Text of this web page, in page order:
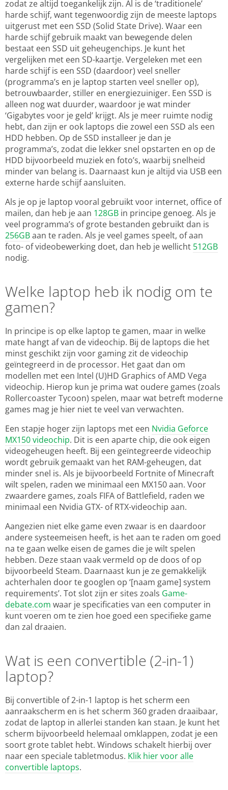
zodat ze altijd toegankelijk zijn. Al is de ‘traditionele’
harde schijf, want tegenwoordig zijn de meeste laptops
uitgerust met een SSD (Solid State Drive). Waar een
harde schijf gebruik maakt van bewegende delen
bestaat een SSD uit geheugenchips. Je kunt het
vergelijken met een SD-kaartje. Vergeleken met een
harde schijf is een SSD (daardoor) veel sneller
(programma’s en je laptop starten veel sneller op),
betrouwbaarder, stiller en energiezuiniger. Een SSD is
alleen nog wat duurder, waardoor je wat minder
‘Gigabytes voor je geld’ krijgt. Als je meer ruimte nodig
hebt, dan zijn er ook laptops die zowel een SSD als een
HDD hebben. Op de SSD installeer je dan je
programma’s, zodat die lekker snel opstarten en op de
HDD bijvoorbeeld muziek en foto’s, waarbij snelheid
minder van belang is. Daarnaast kun je altijd via USB een
externe harde schijf aansluiten.
Als je op je laptop vooral gebruikt voor internet, office of
mailen, dan heb je aan 128GB in principe genoeg. Als je
veel programma’s of grote bestanden gebruikt dan is
256GBaan te raden. Als je veel games speelt, of aan
foto- of videobewerking doet, dan heb je wellicht 512GB
nodig.
Welke laptop heb ik nodig om te
gamen?
In principe is op elke laptop te gamen, maar in welke
mate hangt af van de videochip. Bij de laptops die het
minst geschikt zijn voor gaming zit de videochip
geïntegreerd in de processor. Het gaat dan om
modellen met een Intel (U)HD Graphics of AMD Vega
videochip. Hierop kun je prima wat oudere games (zoals
Rollercoaster Tycoon) spelen, maar wat betreft moderne
games mag je hier niet te veel van verwachten.
Een stapje hoger zijn laptops met een Nvidia Geforce
MX150 videochip. Dit is een aparte chip, die ook eigen
videogeheugen heeft. Bij een geïntegreerde videochip
wordt gebruik gemaakt van het RAM-geheugen, dat
minder snel is. Als je bijvoorbeeld Fortnite of Minecraft
wilt spelen, raden we minimaal een MX150 aan. Voor
zwaardere games, zoals FIFA of Battlefield, raden we
minimaal een Nvidia GTX- of RTX-videochip aan.
Aangezien niet elke game even zwaar is en daardoor
andere systeemeisen heeft, is het aan te raden om goed
na te gaan welke eisen de games die je wilt spelen
hebben. Deze staan vaak vermeld op de doos of op
bijvoorbeeld Steam. Daarnaast kun je ze gemakkelijk
achterhalen door te googlen op ‘[naam game] system
requirements’. Tot slot zijn er sites zoals Game-
debate.com waar je specificaties van een computer in
kunt voeren om te zien hoe goed een specifieke game
dan zal draaien.
Wat is een convertible (2-in-1)
laptop?
Bij convertible of 2-in-1 laptop is het scherm een
aanraakscherm en is het scherm 360 graden draaibaar,
zodat de laptop in allerlei standen kan staan. Je kunt het
scherm bijvoorbeeld helemaal omklappen, zodat je een
soort grote tablet hebt. Windows schakelt hierbij over
naar een speciale tabletmodus. Klik hier voor alle
convertible laptops.